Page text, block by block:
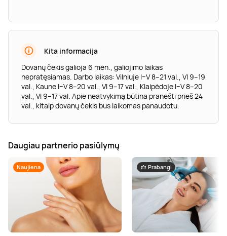
Kita informacija
Dovanų čekis galioja 6 mėn., galiojimo laikas
nepratęsiamas. Darbo laikas: Vilniuje I–V 8–21 val., VI 9–19
val., Kaune I–V 8–20 val., VI 9–17 val., Klaipėdoje I–V 8–20
val., VI 9–17 val. Apie neatvykimą būtina pranešti prieš 24
val., kitaip dovanų čekis bus laikomas panaudotu.
Daugiau partnerio pasiūlymų
Naujiena Prabangi